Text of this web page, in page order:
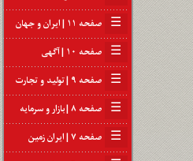
☰ صفحه ۱۱ | ایران و جهان
☰ صفحه ۱۰ | آگهی
☰ صفحه ۹ | تولید و تجارت
☰ صفحه ۸ | بازار و سرمایه
☰ صفحه ۷ | ایران زمین